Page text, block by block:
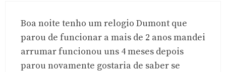
Boa noite tenho um relogio Dumont que
parou de funcionar a mais de 2 anos mandei
arrumar funcionou uns 4 meses depois
parou novamente gostaria de saber se